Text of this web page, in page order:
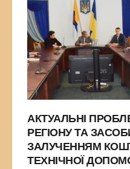
АКТУАЛЬНІ
РЕГІОНУ ТА
ЗАЛУЧЕННЯМ
ТЕХНІЧНОЇ